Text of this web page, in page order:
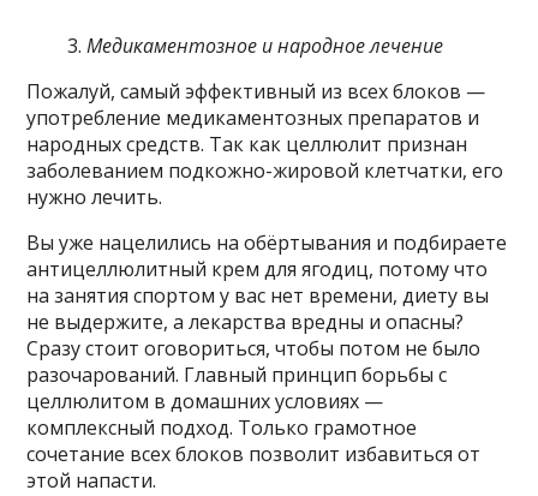
Медикаментозное и народное лечение
Пожалуй, самый эффективный из всех блоков —
употребление медикаментозных препаратов и
народных средств. Так как целлюлит признан
заболеванием подкожно-жировой клетчатки, его
нужно лечить.
Вы уже нацелились на обёртывания и подбираете
антицеллюлитный крем для ягодиц, потому что
на занятия спортом у вас нет времени, диету вы
не выдержите, а лекарства вредны и опасны?
Сразу стоит оговориться, чтобы потом не было
разочарований. Главный принцип борьбы с
целлюлитом в домашних условиях —
комплексный подход. Только грамотное
сочетание всех блоков позволит избавиться от
этой напасти.